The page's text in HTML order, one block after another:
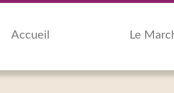
Accueil Le